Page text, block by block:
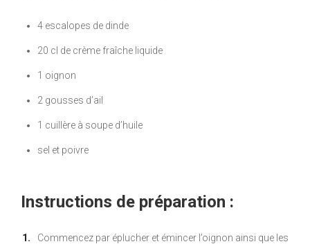
4 escalopes de dinde
20 cl de crème fraîche liquide
1 oignon
2 gousses d’ail
1 cuillère à soupe d’huile
sel et poivre
Instructions de préparation :
Commencez par éplucher et émincer l’oignon ainsi que les